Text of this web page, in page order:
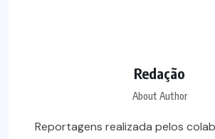
Redação
About Author
Reportagens realizada pelos